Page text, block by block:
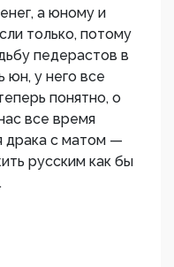
а юному и
только, потому
педерастов в
юн, у него все
понятно, о
все время
драка с матом —
русским как бы